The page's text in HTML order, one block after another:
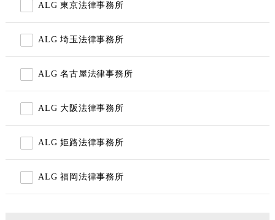
ALG 東京法律事務所
ALG 埼玉法律事務所
ALG 名古屋法律事務所
ALG 大阪法律事務所
ALG 姫路法律事務所
ALG 福岡法律事務所